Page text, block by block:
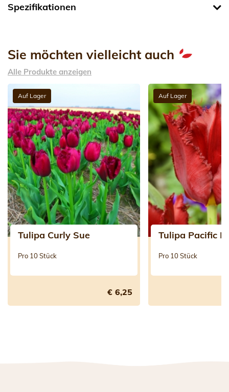
Spezifikationen
Sie möchten vielleicht auch
Alle Produkte anzeigen
Auf Lager
Tulipa Curly Sue
Pro 10 Stück
€ 6,25
Auf Lager
Tulipa Pacific
Pro 10 Stück